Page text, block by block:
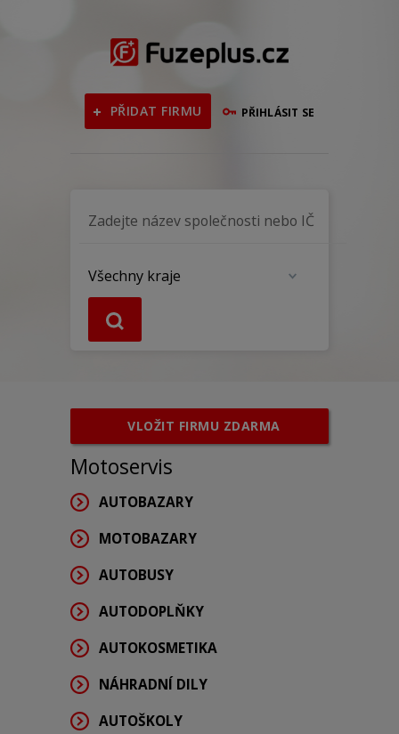
PŘIDAT FIRMU PŘIHLÁSIT SE
VLOŽIT FIRMU ZDARMA
Motoservis
AUTOBAZARY
MOTOBAZARY
AUTOBUSY
AUTODOPLŇKY
AUTOKOSMETIKA
NÁHRADNÍ DILY
AUTOŠKOLY